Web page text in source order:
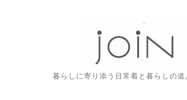
暮らしに寄り添う日常着と暮らしの道